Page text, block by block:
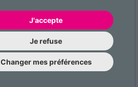
J'accepte
Je refuse
Changer mes préférences